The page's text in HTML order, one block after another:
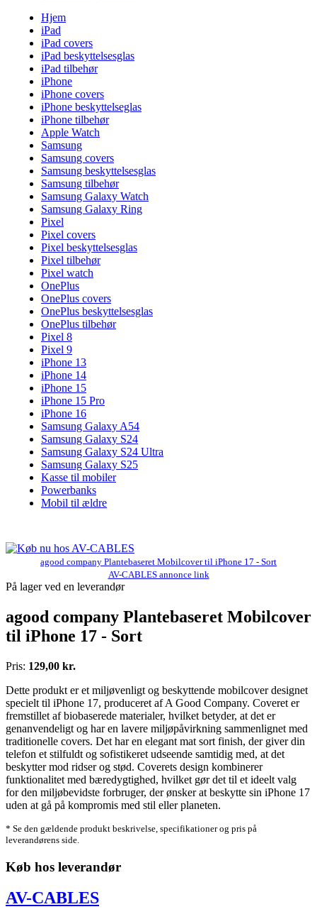
Hjem
iPad
iPad covers
iPad beskyttelsesglas
iPad tilbehør
iPhone
iPhone covers
iPhone beskyttelseglas
iPhone tilbehør
Apple Watch
Samsung
Samsung covers
Samsung beskyttelsesglas
Samsung tilbehør
Samsung Galaxy Watch
Samsung Galaxy Ring
Pixel
Pixel covers
Pixel beskyttelsesglas
Pixel tilbehør
Pixel watch
OnePlus
OnePlus covers
OnePlus beskyttelsesglas
OnePlus tilbehør
Pixel 8
Pixel 9
iPhone 13
iPhone 14
iPhone 15
iPhone 15 Pro
iPhone 16
Samsung Galaxy A54
Samsung Galaxy S24
Samsung Galaxy S24 Ultra
Samsung Galaxy S25
Kasse til mobiler
Powerbanks
Mobil til ældre
agood company Plantebaseret Mobilcover til iPhone 17 - Sort
AV-CABLES annonce link
På lager ved en leverandør
agood company Plantebaseret Mobilcover
til iPhone 17 - Sort
Pris: 129,00 kr.
Dette produkt er et miljøvenligt og beskyttende mobilcover designet
specielt til iPhone 17, produceret af A Good Company. Coveret er
fremstillet af biobaserede materialer, hvilket betyder, at det er
genanvendeligt og har en lavere miljøpåvirkning sammenlignet med
traditionelle covers. Det har en elegant mat sort finish, der giver din
telefon et stilfuldt og sofistikeret udseende samtidig med, at det
beskytter mod ridser og stød. Coverets design kombinerer
funktionalitet med bæredygtighed, hvilket gør det til et ideelt valg
for den miljøbevidste forbruger, der ønsker at beskytte sin iPhone 17
uden at gå på kompromis med stil eller planeten.
* Se den gældende produkt beskrivelse, specifikationer og pris på
leverandørens side.
Køb hos leverandør
AV-CABLES